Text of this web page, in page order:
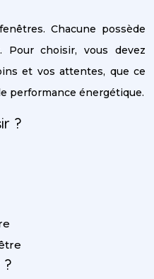
Chacune possède
Pour choisir, vous devez
et vos attentes, que ce
performance énergétique.
?
?